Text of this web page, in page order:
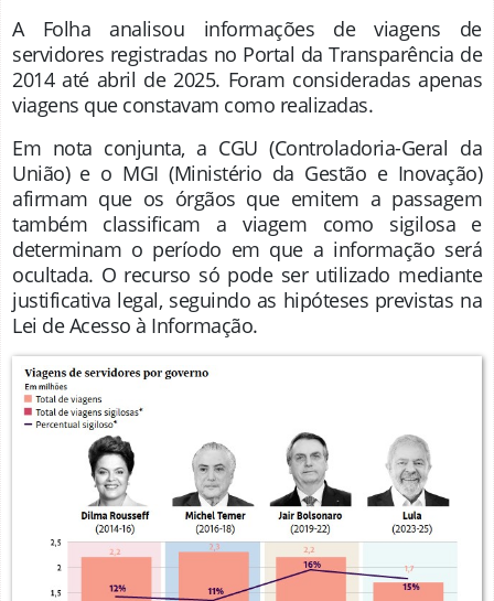
A Folha analisou informações de viagens de
servidores registradas no Portal da Transparência de
2014 até abril de 2025. Foram consideradas apenas
viagens que constavam como realizadas.
Em nota conjunta, a CGU (Controladoria-Geral da
União) e o MGI (Ministério da Gestão e Inovação)
afirmam que os órgãos que emitem a passagem
também classificam a viagem como sigilosa e
determinam o período em que a informação será
ocultada. O recurso só pode ser utilizado mediante
justificativa legal, seguindo as hipóteses previstas na
Lei de Acesso à Informação.